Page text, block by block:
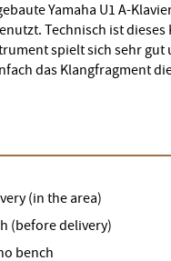
Yamaha U1 A-
Technisch ist
spielt sich sehr gut
das Klangfragment
(in the area)
(before delivery)
bench